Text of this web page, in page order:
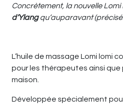
Concrètement, la nouvelle
d’Ylangqu’auparavant
L’huile de massage Lomi lomi
pour les thérapeutes ainsi que
maison.
Développée spécialement